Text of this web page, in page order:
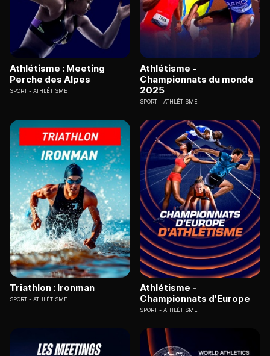
Athlétisme : Meeting
Perche des Alpes
SPORT ATHLÉTISME
Athlétisme -
Championnats du monde
2025
SPORT ATHLÉTISME
Triathlon : Ironman
SPORT ATHLÉTISME
Athlétisme -
Championnats d'Europe
SPORT ATHLÉTISME